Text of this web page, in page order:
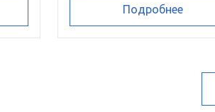
Подробнее